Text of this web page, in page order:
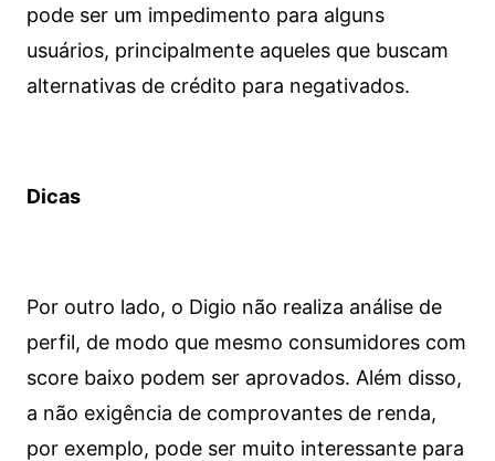
pode ser um impedimento para alguns
usuários, principalmente aqueles que buscam
alternativas de crédito para negativados.
Dicas
Por outro lado, o Digio não realiza análise de
perfil, de modo que mesmo consumidores com
score baixo podem ser aprovados. Além disso,
a não exigência de comprovantes de renda,
por exemplo, pode ser muito interessante para